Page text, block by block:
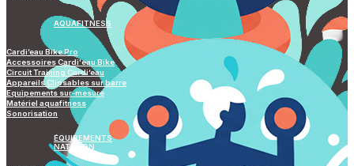
AQUAFITNESS
Cardi’eau Bike Pro
Accessoires Cardi'eau Bike
Circuit Training Cardi’eau
Appareils Clipsables sur barre
Equipements sur-mesure
Matériel aquafitness
Sonorisation
ÉQUIPEMENTS
NATATION